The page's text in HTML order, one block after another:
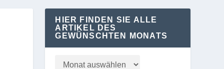
HIER FINDEN SIE ALLE
ARTIKEL DES
GEWÜNSCHTEN MONATS